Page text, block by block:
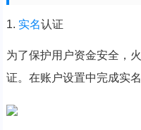
1. 实名认证
为了保护用户资金安全，
证。在账户设置中完成实